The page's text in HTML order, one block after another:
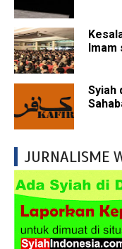
Syiah
JURNALISME